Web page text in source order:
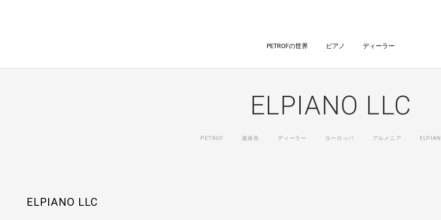
PETROFの世界 ピアノ ディーラー
ELPIANO LLC
PETROF 連絡先 ディーラー ヨーロッパ アルメニア
ELPIANO LLC